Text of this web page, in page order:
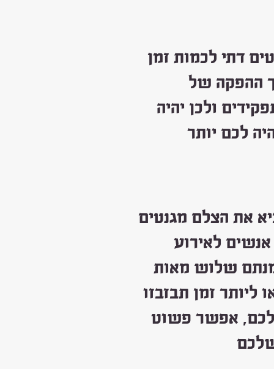
דתי לכמות זמן
ההפקה של
ולכן יהיה
לכם יותר
את הצלם מגנטים
לאירוע
שלוש מאות
זמן תבזבזו
אפשר פשוט